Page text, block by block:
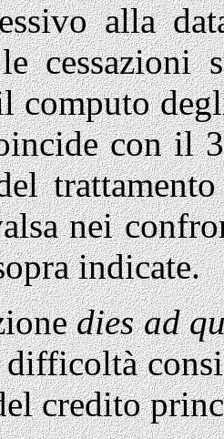
alla
cessazioni
computo
con il
nei
indicate.
dies ad
difficoltà
credito